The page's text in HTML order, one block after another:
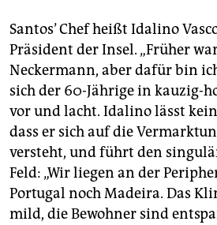
Santos’ Chef heißt Idalino
Präsident der Insel. „Früher
Neckermann, aber dafür bin
sich der 60-Jährige in kauzig-
vor und lacht. Idalino lässt
dass er sich auf die
versteht, und führt den
Feld: „Wir liegen an der
Portugal noch Madeira. Das
mild, die Bewohner sind